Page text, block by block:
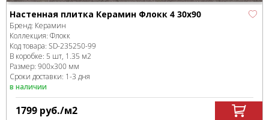
Настенная плитка Керамин Флокк 4 30х90
Бренд: Керамин
Коллекция: Флокк
Код товара: SD-235250-99
В коробке: 5 шт, 1.35 м2
Размер: 900x300 мм
Сроки доставки: 1-3 дня
в наличии
1799 руб./м2